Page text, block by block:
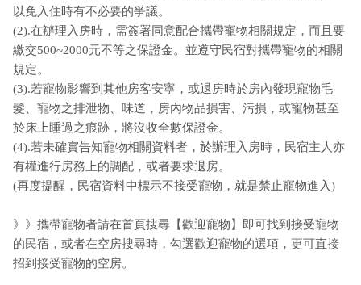
以免入住時有不必要的爭議。
(2).在辦理入房時，需簽署同意配合攜帶寵物相關規定，而且要
繳交500~2000元不等之保證金。並遵守民宿對攜帶寵物的相關
規定。
(3).若寵物影響到其他房客安寧，或退房時於房內發現寵物毛
髮、寵物之排泄物、味道，房內物品損害、污損，或寵物甚至
於床上睡過之痕跡，將沒收全數保證金。
(4).若未確實告知寵物相關資料者，於辦理入房時，民宿主人亦
有權進行房務上的調配，或者要求退房。
(再度提醒，民宿資料中標示不接受寵物，就是禁止寵物進入)
》》攜帶寵物者請在首頁搜尋【歡迎寵物】即可找到接受寵物
的民宿，或者在空房搜尋時，勾選歡迎寵物的選項，更可直接
招到接受寵物的空房。